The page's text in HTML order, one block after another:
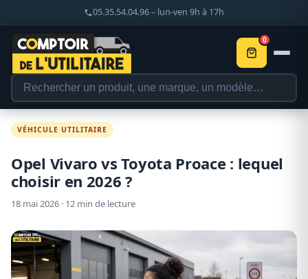
05.35.54.04.96 – lun-ven 9h à 17h
0
VÉHICULE UTILITAIRE
Opel Vivaro vs Toyota Proace : lequel
choisir en 2026 ?
18 mai 2026 · 12 min de lecture